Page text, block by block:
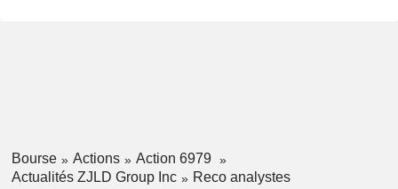
Bourse Actions
Action 6979
Actualités ZJLD Group Inc
Reco analystes